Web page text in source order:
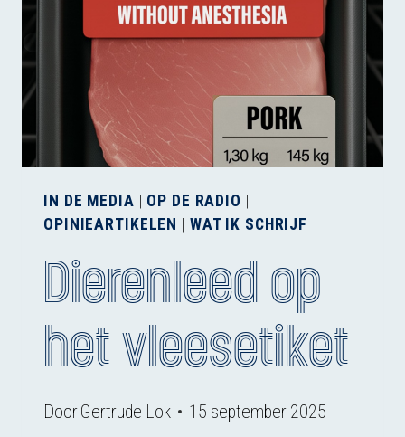
IN DE MEDIA | OP DE RADIO |
OPINIEARTIKELEN | WAT IK SCHRIJF
Dierenleed op
het vleesetiket
DoorGertrude Lok 15 september 2025